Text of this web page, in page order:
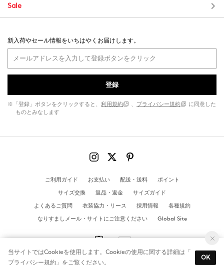
Sale
新入荷やセール情報をいちはやくお届けします。
登録
※「登録」ボタンをクリックすると、 利用規約 、 プライバシー規約
に同意した
ものとみなします
ご利用ガイド お支払い 配送・送料
ポイント
サイズ交換
返品・返金
サイズガイド
よくあるご質問
衣装協力・リース 採用情報
各種規約
なりすましメール・サイトにご注意ください
Global Site
当サイトではCookieを使用します。Cookieの使用に関する詳細は「
プライバシー規約 」をご覧ください。
OK